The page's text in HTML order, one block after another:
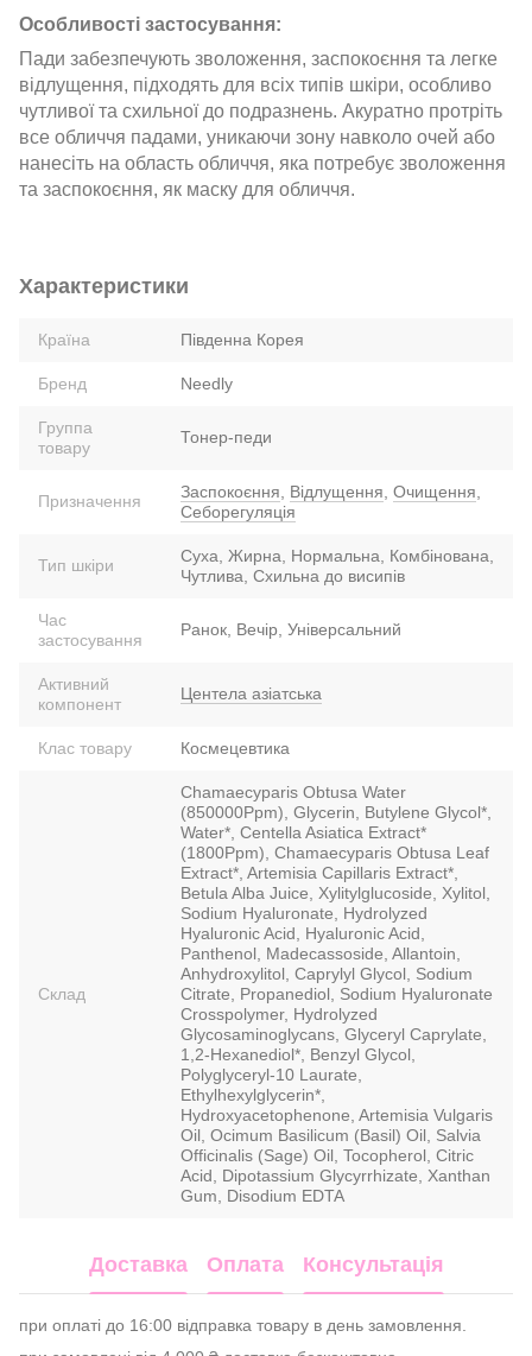
Особливості застосування:
Пади забезпечують зволоження, заспокоєння та легке
відлущення, підходять для всіх типів шкіри, особливо
чутливої та схильної до подразнень. Акуратно протріть
все обличчя падами, уникаючи зону навколо очей або
нанесіть на область обличчя, яка потребує зволоження
та заспокоєння, як маску для обличчя.
Характеристики
Країна Південна Корея
Бренд Needly
Группа
товару
Тонер-педи
Призначення Заспокоєння Відлущення Очищення
Себорегуляція
Тип шкіри
Суха, Жирна, Нормальна, Комбінована,
Чутлива, Схильна до висипів
Час
застосування
Ранок, Вечір, Універсальний
Активний
компонент
Центела азіатська
Клас товару Космецевтика
Склад
Chamaecyparis Obtusa Water
(850000Ppm), Glycerin, Butylene Glycol*,
Water*, Centella Asiatica Extract*
(1800Ppm), Chamaecyparis Obtusa Leaf
Extract*, Artemisia Capillaris Extract*,
Betula Alba Juice, Xylitylglucoside, Xylitol,
Sodium Hyaluronate, Hydrolyzed
Hyaluronic Acid, Hyaluronic Acid,
Panthenol, Madecassoside, Allantoin,
Anhydroxylitol, Caprylyl Glycol, Sodium
Citrate, Propanediol, Sodium Hyaluronate
Crosspolymer, Hydrolyzed
Glycosaminoglycans, Glyceryl Caprylate,
1,2-Hexanediol*, Benzyl Glycol,
Polyglyceryl-10 Laurate,
Ethylhexylglycerin*,
Hydroxyacetophenone, Artemisia Vulgaris
Oil, Ocimum Basilicum (Basil) Oil, Salvia
Officinalis (Sage) Oil, Tocopherol, Citric
Acid, Dipotassium Glycyrrhizate, Xanthan
Gum, Disodium EDTA
Доставка Оплата Консультація
при оплаті до 16:00 відправка товару в день замовлення.